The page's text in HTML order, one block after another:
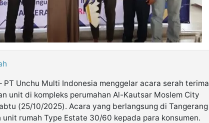
PT Unchu Multi Indonesia menggelar acara serah terima
unit di kompleks perumahan Al-Kautsar Moslem City
(25/10/2025). Acara yang berlangsung di Tangerang
rumah Type Estate 30/60 kepada para konsumen.